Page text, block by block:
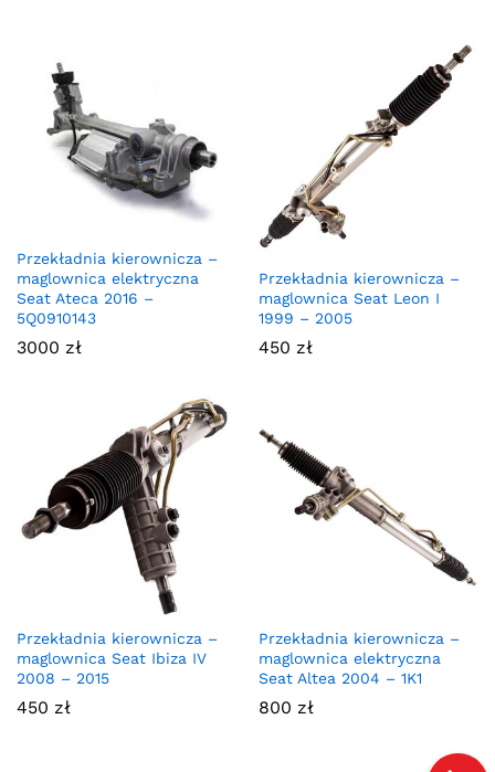
Przekładnia kierownicza –
maglownica elektryczna
Seat Ateca 2016 –
5Q0910143
3000 zł
Przekładnia kierownicza –
maglownica Seat Leon I
1999 – 2005
450 zł
Przekładnia kierownicza –
maglownica Seat Ibiza IV
2008 – 2015
450 zł
Przekładnia kierownicza –
maglownica elektryczna
Seat Altea 2004 – 1K1
800 zł